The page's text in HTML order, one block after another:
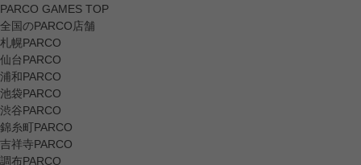
PARCO GAMES TOP
全国のPARCO店舗
札幌PARCO
仙台PARCO
浦和PARCO
池袋PARCO
渋谷PARCO
錦糸町PARCO
吉祥寺PARCO
調布PARCO